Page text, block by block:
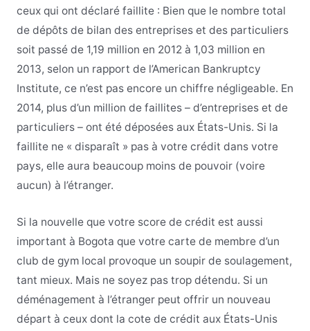
ceux qui ont déclaré faillite : Bien que le nombre total
de dépôts de bilan des entreprises et des particuliers
soit passé de 1,19 million en 2012 à 1,03 million en
2013, selon un rapport de l’American Bankruptcy
Institute, ce n’est pas encore un chiffre négligeable. En
2014, plus d’un million de faillites – d’entreprises et de
particuliers – ont été déposées aux États-Unis. Si la
faillite ne « disparaît » pas à votre crédit dans votre
pays, elle aura beaucoup moins de pouvoir (voire
aucun) à l’étranger.
Si la nouvelle que votre score de crédit est aussi
important à Bogota que votre carte de membre d’un
club de gym local provoque un soupir de soulagement,
tant mieux. Mais ne soyez pas trop détendu. Si un
déménagement à l’étranger peut offrir un nouveau
départ à ceux dont la cote de crédit aux États-Unis